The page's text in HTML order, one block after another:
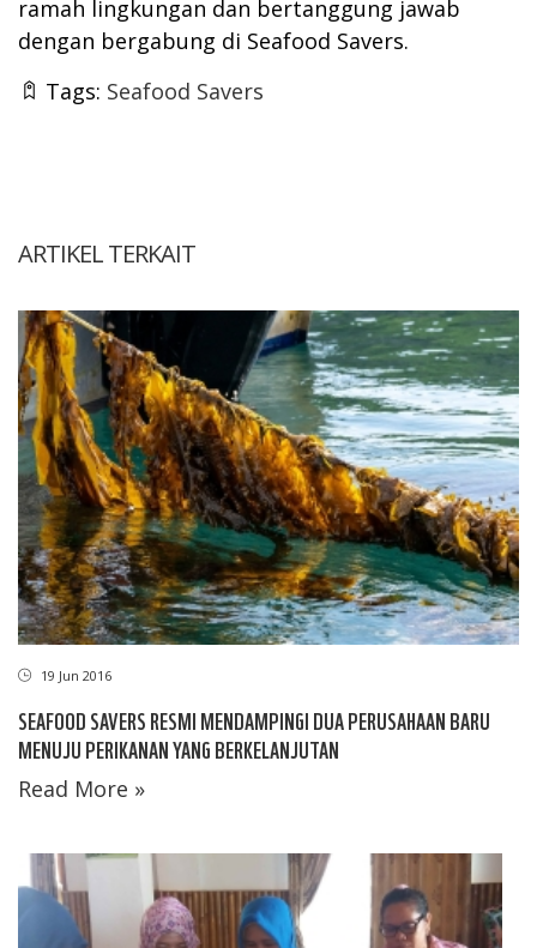
ramah lingkungan dan bertanggung jawab
dengan bergabung di Seafood Savers.
Tags: Seafood Savers
ARTIKEL TERKAIT
19 Jun 2016
SEAFOOD SAVERS RESMI MENDAMPINGI DUA PERUSAHAAN BARU
MENUJU PERIKANAN YANG BERKELANJUTAN
Read More »